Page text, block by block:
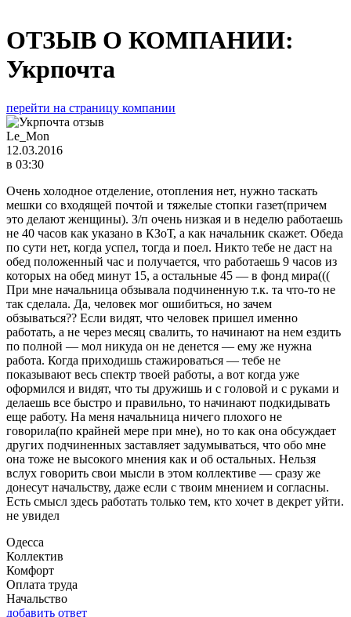
ОТЗЫВ О КОМПАНИИ:
Укрпочта
перейти на страницу компании
Le_Mon
12.03.2016
в 03:30
Очень холодное отделение, отопления нет, нужно таскать
мешки со входящей почтой и тяжелые стопки газет(причем
это делают женщины). З/п очень низкая и в неделю работаешь
не 40 часов как указано в КЗоТ, а как начальник скажет. Обеда
по сути нет, когда успел, тогда и поел. Никто тебе не даст на
обед положенный час и получается, что работаешь 9 часов из
которых на обед минут 15, а остальные 45 — в фонд мира(((
При мне начальница обзывала подчиненную т.к. та что-то не
так сделала. Да, человек мог ошибиться, но зачем
обзываться?? Если видят, что человек пришел именно
работать, а не через месяц свалить, то начинают на нем ездить
по полной — мол никуда он не денется — ему же нужна
работа. Когда приходишь стажироваться — тебе не
показывают весь спектр твоей работы, а вот когда уже
оформился и видят, что ты дружишь и с головой и с руками и
делаешь все быстро и правильно, то начинают подкидывать
еще работу. На меня начальница ничего плохого не
говорила(по крайней мере при мне), но то как она обсуждает
других подчиненных заставляет задумываться, что обо мне
она тоже не высокого мнения как и об остальных. Нельзя
вслух говорить свои мысли в этом коллективе — сразу же
донесут начальству, даже если с твоим мнением и согласны.
Есть смысл здесь работать только тем, кто хочет в декрет уйти.
не увидел
Одесса
Коллектив
Комфорт
Оплата труда
Начальство
добавить ответ